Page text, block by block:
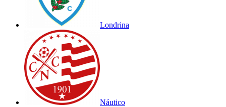
Londrina
Náutico